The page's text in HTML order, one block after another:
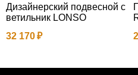
Дизайнерский подвесной с
ветильник LONSO
32 170